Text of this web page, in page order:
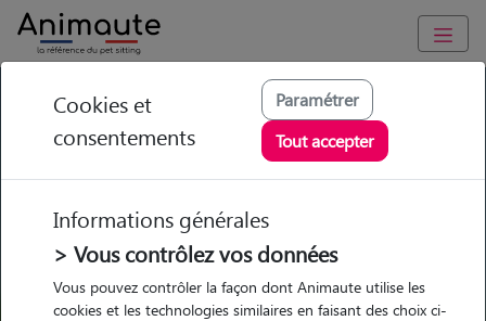
GARDE ANIMAUX à Behren-lès-Forbach : Garde chien et chat
en famille ou à domicile, visites et promenades
Trouvez une garde animaux à
Behren-lès-Forbach
Parmi nos 2 pet-sitters à Behren-
lès-Forbach
Cookies et
consentements
Paramétrer
Tout accepter
Informations générales
> Vous contrôlez vos données
Vous pouvez contrôler la façon dont Animaute utilise les
cookies et les technologies similaires en faisant des choix ci-